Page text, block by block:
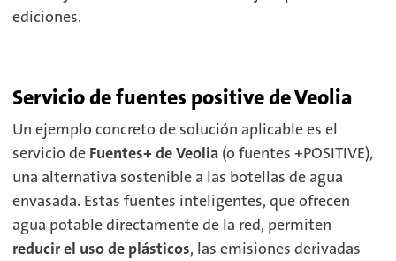
ediciones.
Servicio de fuentes positive de Veolia
Un ejemplo concreto de solución aplicable es el
servicio de Fuentes+ de Veolia(o fuentes +POSITIVE),
una alternativa sostenible a las botellas de agua
envasada. Estas fuentes inteligentes, que ofrecen
agua potable directamente de la red, permiten
reducir el uso de plásticos, las emisiones derivadas